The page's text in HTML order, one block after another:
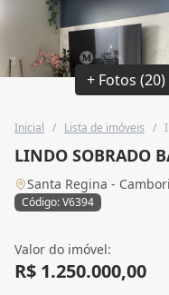
+ Fotos (20)
Inicial / Lista de imóveis /
LINDO SOBRADO
Santa Regina -
Código: V6394
Valor do imóvel:
R$ 1.250.000,00